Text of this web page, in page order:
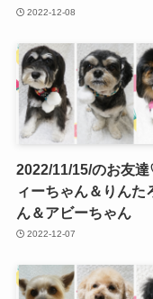
2022-12-08
2022/11/15/のお友
ィーちゃん＆りんた
ん＆アビーちゃん
2022-12-07